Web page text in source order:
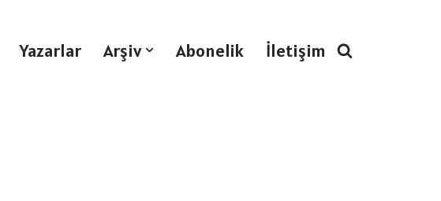
Yazarlar Arşiv Abonelik İletişim